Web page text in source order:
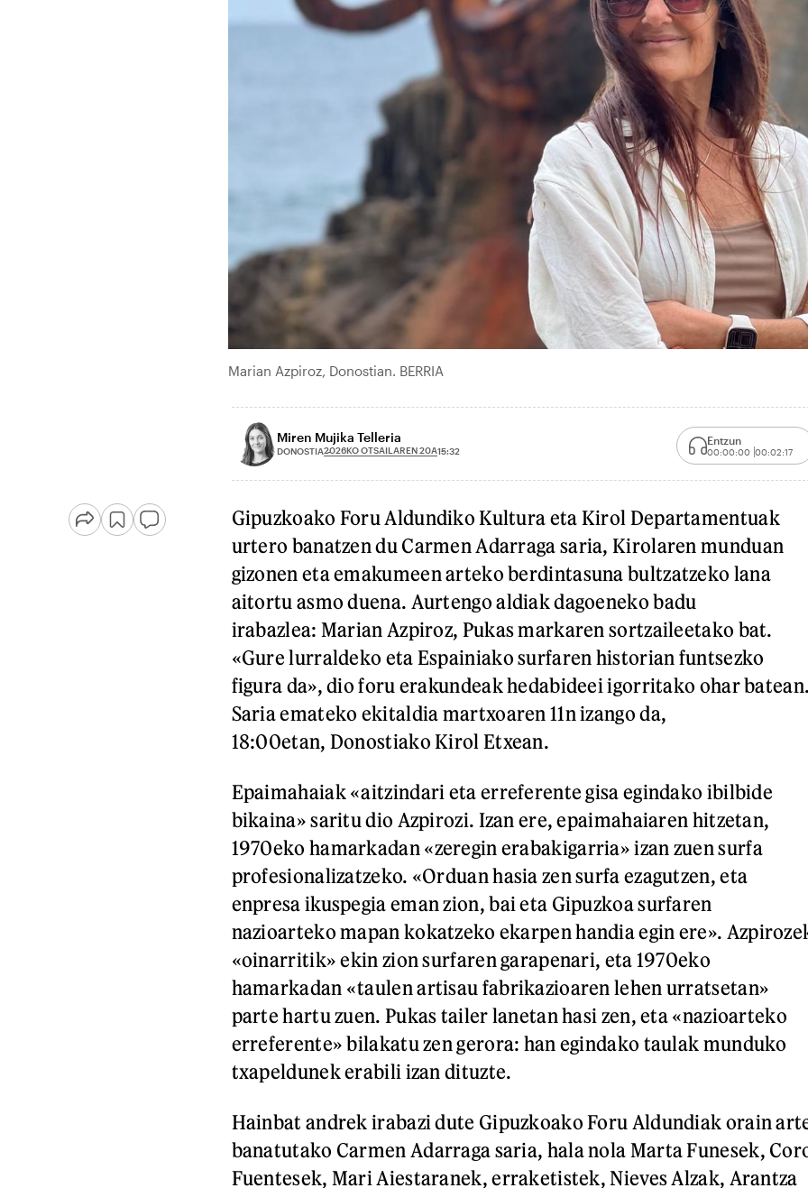
Marian Azpiroz, Donostian. BERRIA
Miren Mujika Telleria
DONOSTIA2026KO OTSAILAREN 20A15:32
Entzun
00:00:00 00:02:17
Gipuzkoako Foru Aldundiko Kultura eta Kirol Departamentuak
urtero banatzen du Carmen Adarraga saria, Kirolaren munduan
gizonen eta emakumeen arteko berdintasuna bultzatzeko lana
aitortu asmo duena. Aurtengo aldiak dagoeneko badu
irabazlea: Marian Azpiroz, Pukas markaren sortzaileetako bat.
«Gure lurraldeko eta Espainiako surfaren historian funtsezko
figura da», dio foru erakundeak hedabideei igorritako ohar
Saria emateko ekitaldia martxoaren 11n izango da,
18:00etan, Donostiako Kirol Etxean.
Epaimahaiak «aitzindari eta erreferente gisa egindako ibilbide
bikaina» saritu dio Azpirozi. Izan ere, epaimahaiaren hitzetan,
1970eko hamarkadan «zeregin erabakigarria» izan zuen surfa
profesionalizatzeko. «Orduan hasia zen surfa ezagutzen, eta
enpresa ikuspegia eman zion, bai eta Gipuzkoa surfaren
nazioarteko mapan kokatzeko ekarpen handia egin ere».
«oinarritik» ekin zion surfaren garapenari, eta 1970eko
hamarkadan «taulen artisau fabrikazioaren lehen urratsetan»
parte hartu zuen. Pukas tailer lanetan hasi zen, eta «nazioarteko
erreferente» bilakatu zen gerora: han egindako taulak munduko
txapeldunek erabili izan dituzte.
Hainbat andrek irabazi dute Gipuzkoako Foru Aldundiak orain
banatutako Carmen Adarraga saria, hala nola Marta Funesek,
Fuentesek, Mari Aiestaranek, erraketistek, Nieves Alzak, Arantza